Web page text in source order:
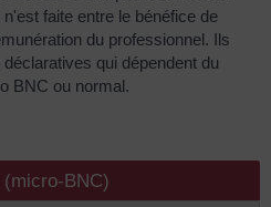
faite entre le bénéfice de
du professionnel. Ils
qui dépendent du
BNC ou normal.
BNC)